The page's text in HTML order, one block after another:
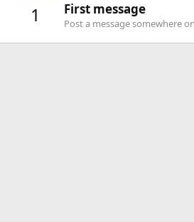
1 First message
Post a message somewhere